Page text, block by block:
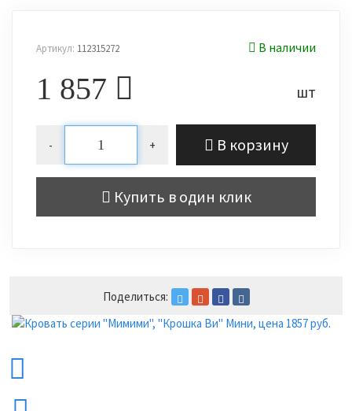
Артикул: 112315272 В наличии
1 857 шт
- + В корзину
Купить в один клик
Поделиться: